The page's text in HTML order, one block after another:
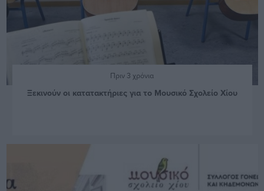
Πριν 3 χρόνια
Ξεκινούν οι κατατακτήριες για το Μουσικό Σχολείο Χίου